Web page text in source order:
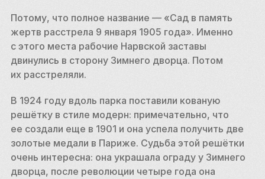
Потому, что полное название — «Сад в память
жертв расстрела 9 января 1905 года». Именно
с этого места рабочие Нарвской заставы
двинулись в сторону Зимнего дворца. Потом
их расстреляли.
В 1924 году вдоль парка поставили кованую
решётку в стиле модерн: примечательно, что
ее создали еще в 1901 и она успела получить две
золотые медали в Париже. Судьба этой решётки
очень интересна: она украшала ограду у Зимнего
дворца, после революции четыре года она